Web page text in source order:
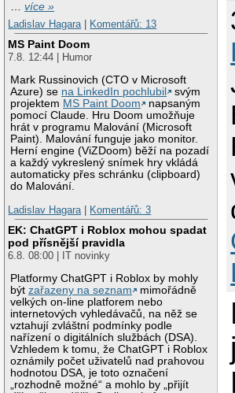
…více »
Ladislav Hagara
Komentářů: 13
MS Paint Doom
7.8. 12:44 | Humor
Mark Russinovich (CTO v Microsoft
Azure) se na LinkedIn pochlubil
svým
projektem MS Paint Doom
napsaným
pomocí Claude. Hru Doom umožňuje
hrát v programu Malování (Microsoft
Paint). Malování funguje jako monitor.
Herní engine (ViZDoom) běží na pozadí
a každý vykreslený snímek hry vkládá
automaticky přes schránku (clipboard)
do Malování.
Ladislav Hagara | Komentářů: 3
EK: ChatGPT i Roblox mohou spadat
pod přísnější pravidla
6.8. 08:00 | IT novinky
Platformy ChatGPT i Roblox by mohly
býtzařazeny na seznam
mimořádně
velkých on-line platforem nebo
internetových vyhledávačů, na něž se
vztahují zvláštní podmínky podle
nařízení o digitálních službách (DSA).
Vzhledem k tomu, že ChatGPT i Roblox
oznámily počet uživatelů nad prahovou
hodnotou DSA, je toto označení
„rozhodně možné“ a mohlo by „přijít